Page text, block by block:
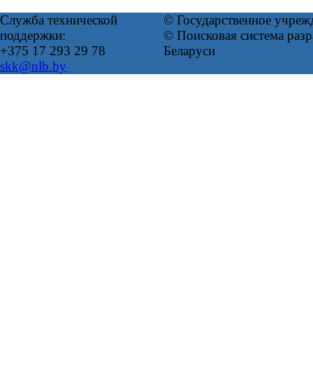
Служба технической
поддержки:
+375 17 293 29 78
skk@nlb.by
© Государственное
© Поисковая система
Беларуси